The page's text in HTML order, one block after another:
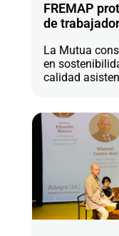
FREMAP
de
La Mutua
en
calidad